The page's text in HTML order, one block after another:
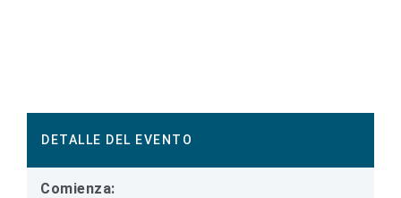
DETALLE DEL EVENTO
Comienza: